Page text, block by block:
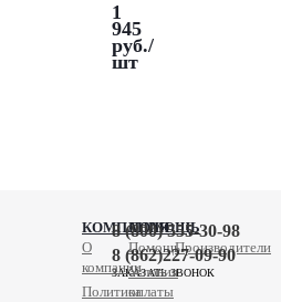
1
945
руб./
шт
КОМПАНИЯ
ПОМОЩЬ
О
компании
Политика
Помощь
Условия
оплаты
Производители
8 (800) 555-30-98
8 (862)227-09-90
ЗАКАЗАТЬ ЗВОНОК